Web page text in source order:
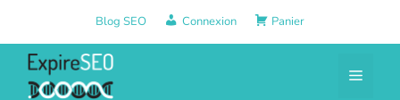
contenu
Blog SEO Connexion Panier
Menu